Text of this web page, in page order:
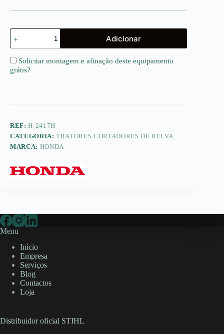
Quantidade
de
HF2417
HM
HONDA
Adicionar
Solicitar montagem e afinação deste equipamento
grátis?
REF:H-2417H
CATEGORIA:TRATORES CORTADORES DE RELVA
MARCA: HONDA
Menu
Início
Empresa
Serviços
Blog
Contactos
Loja
Distribuidor oficial STIHL